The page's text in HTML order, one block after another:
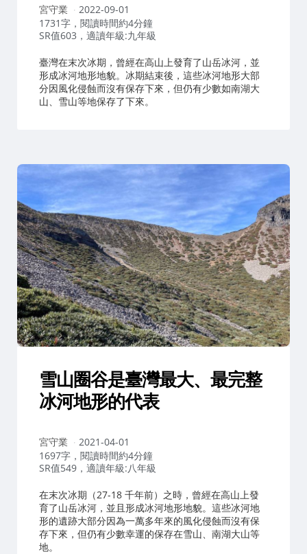
作
者：
宮守業
2022-09-01
1731字，閱讀時間約4分鐘
SR值603，適讀年級:九年級
臺灣在末次冰期，曾經在高山上發育了山岳冰河，並
形成冰河地形地貌。冰期結束後，這些冰河地形大部
分因風化侵蝕而沒有保存下來，但仍有少數如南湖大
山、雪山等地保存了下來。
雪山圈谷是臺灣最大、最完整
冰河地形的代表
作
者：
宮守業
2021-04-01
1697字，閱讀時間約4分鐘
SR值549，適讀年級:八年級
在末次冰期（27-18 千年前）之時，曾經在高山上發
育了山岳冰河，並且形成冰河地形地貌。這些冰河地
形的遺跡大部分因為一萬多年來的風化侵蝕而沒有保
存下來，但仍有少數幸運的保存在雪山、南湖大山等
地。